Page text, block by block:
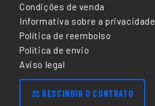
Condições de venda
Informativa sobre a privacidade
Política de reembolso
Política de envio
Aviso legal
⚖️ RESCINDIR O CONTRATO